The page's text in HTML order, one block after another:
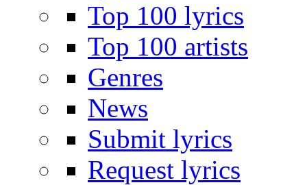
Top 100 lyrics
Top 100 artists
Genres
News
Submit lyrics
Request lyrics